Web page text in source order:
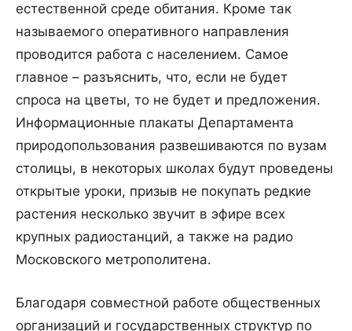
естественной среде обитания. Кроме так
называемого оперативного направления
проводится работа с населением. Самое
главное – разъяснить, что, если не будет
спроса на цветы, то не будет и предложения.
Информационные плакаты Департамента
природопользования развешиваются по вузам
столицы, в некоторых школах будут проведены
открытые уроки, призыв не покупать редкие
растения несколько звучит в эфире всех
крупных радиостанций, а также на радио
Московского метрополитена.
Благодаря совместной работе общественных
организаций и государственных структур по